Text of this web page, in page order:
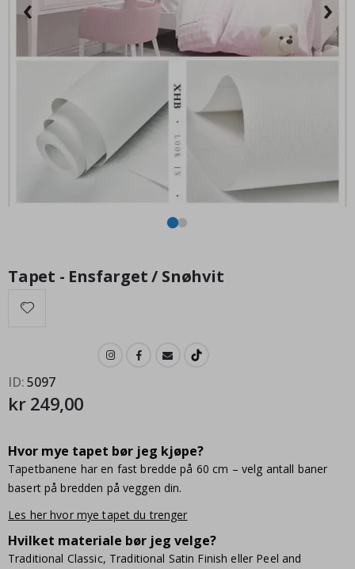
169,00 Kr
Tapet - Ensfarget / Snøhvit
ID 5097
kr 249,00
Hvor mye tapet bør jeg kjøpe?
Tapetbanene har en fast bredde på 60 cm – velg antall baner
basert på bredden på veggen din.
Les her hvor mye tapet du trenger
Hvilket materiale bør jeg velge?
Traditional Classic, Traditional Satin Finish eller Peel and